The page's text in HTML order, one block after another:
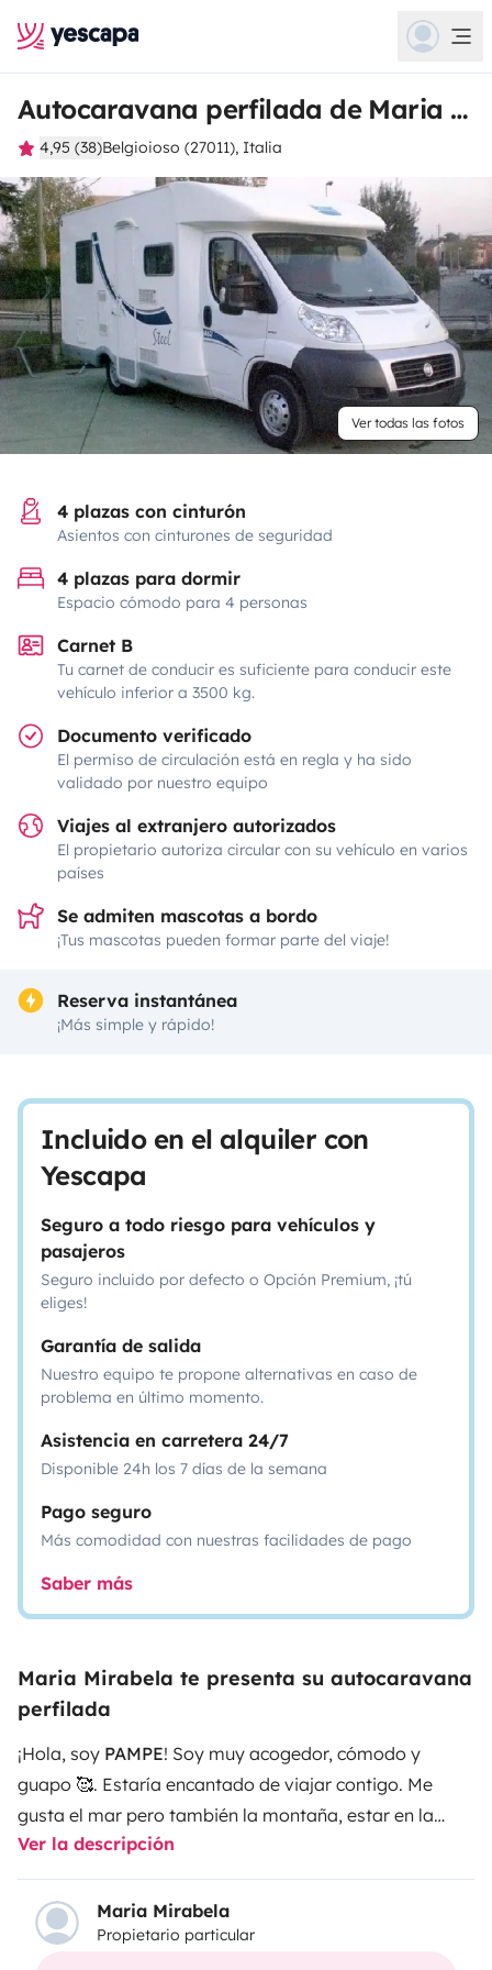
Autocaravana perfilada de Maria Mirabela
4,95 (38)Belgioioso (27011), Italia
Ver todas las fotos
4 plazas con cinturón
Asientos con cinturones de seguridad
4 plazas para dormir
Espacio cómodo para 4 personas
Carnet B
Tu carnet de conducir es suficiente para conducir este
vehículo inferior a 3500 kg.
Documento verificado
El permiso de circulación está en regla y ha sido
validado por nuestro equipo
Viajes al extranjero autorizados
El propietario autoriza circular con su vehículo en varios
países
Se admiten mascotas a bordo
¡Tus mascotas pueden formar parte del viaje!
Reserva instantánea
¡Más simple y rápido!
Incluido en el alquiler con
Yescapa
Seguro a todo riesgo para vehículos y
pasajeros
Seguro incluido por defecto o Opción Premium, ¡tú
eliges!
Garantía de salida
Nuestro equipo te propone alternativas en caso de
problema en último momento.
Asistencia en carretera 24/7
Disponible 24h los 7 días de la semana
Pago seguro
Más comodidad con nuestras facilidades de pago
Saber más
Maria Mirabela te presenta su autocaravana
perfilada
​¡Hola, soy PAMPE! Soy muy acogedor, cómodo y
guapo 🥰. Estaría encantado de viajar contigo. Me
gusta el mar pero también la montaña, estar en la
naturaleza me gusta más que cualquier otra cosa, me
encanta rodar por todas partes... Te pido que me
trates bien porque soy sensible y quiero seguir estando
así de guapo para todos los viajes que haré... Te
Ver la descripción
Maria Mirabela
Propietario particular